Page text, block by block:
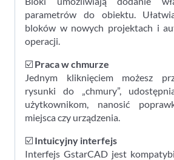
parametrów do obiektu.
bloków w nowych projektach i
operacji.
☑️ Praca w chmurze
Jednym kliknięciem możesz
rysunki do „chmury”,
użytkownikom, nanosić
miejsca czy urządzenia.
☑️ Intuicyjny interfejs
Interfejs GstarCAD jest